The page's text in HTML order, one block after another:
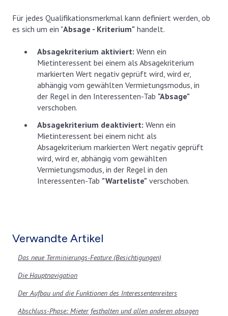
Für jedes Qualifikationsmerkmal kann definiert werden, ob
es sich um ein "Absage - Kriterium" handelt.
Absagekriterium aktiviert: Wenn ein
Mietinteressent bei einem als Absagekriterium
markierten Wert negativ geprüft wird, wird er,
abhängig vom gewählten Vermietungsmodus, in
der Regel in den Interessenten-Tab "Absage"
verschoben.
Absagekriterium deaktiviert: Wenn ein
Mietinteressent bei einem nicht als
Absagekriterium markierten Wert negativ geprüft
wird, wird er, abhängig vom gewählten
Vermietungsmodus, in der Regel in den
Interessenten-Tab "Warteliste" verschoben.
Verwandte Artikel
Das neue Terminierungs-Feature (Besichtigungen)
Die Hauptnavigation
Der Aufbau und die Funktionen des Interessentenreiters
Abschluss-Phase: Mieter festhalten und allen anderen absagen